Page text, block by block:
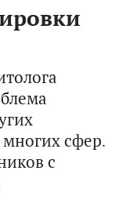
сфер.
с